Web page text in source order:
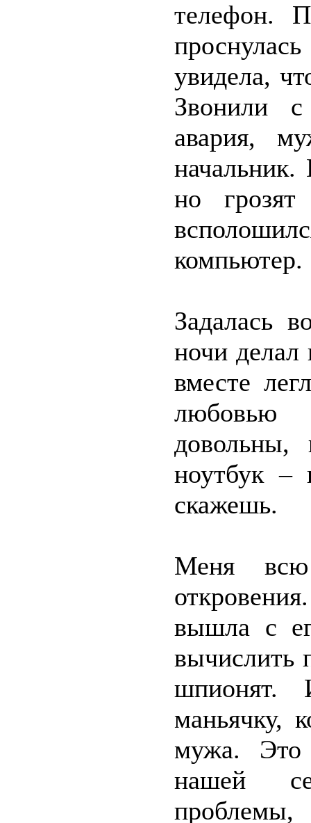
телефон.
увидела,
Звонили
авария,
начальник.
но грозят
компьютер.
Задалась
ночи делал
вместе
любовью
довольны,
ноутбук –
скажешь.
Меня
вышла с
вычислить
шпионят.
маньячку,
мужа.
нашей